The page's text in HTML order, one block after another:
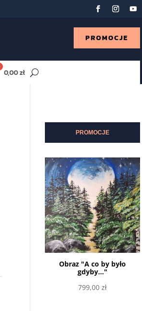
PROMOCJE
0,00zł
PROMOCJE
Obraz "A co by było
gdyby..."
799,00 zł